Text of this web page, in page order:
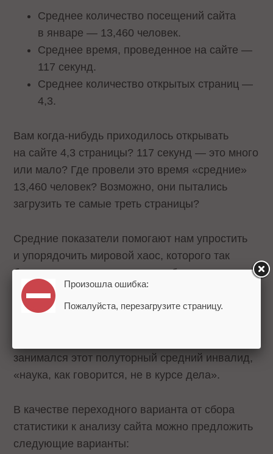
Среднее количество посещений сайта
в январе — 13,460 человек.
Среднее время, проведенное на сайте —
117 секунд.
Среднее количество открытых страниц —
4,3.
Вам когда-нибудь приходилось открывать
на сайте 4,3 страницы? 117 секунд — это много
или мало? Где провели это время «средние»
13,460 человек? Возможно, они пытались
загрузить те самые треть страницы?
Средние показатели помогают нам упростить
и упорядочить мировой хаос, которого так
боятся все нетворческие и слабые люди.
Вместо того, чтобы смотреть правде в глаза,
они успокаивают себя тем, чтов среднем
занимался этот полуторный средний инвалид,
«наука, как говорится, не в курсе дела».
В качестве переходного варианта от сбора
статистики к анализу сайта можно предложить
следующие варианты:
Произошла ошибка:
Пожалуйста, перезагрузите страницу.